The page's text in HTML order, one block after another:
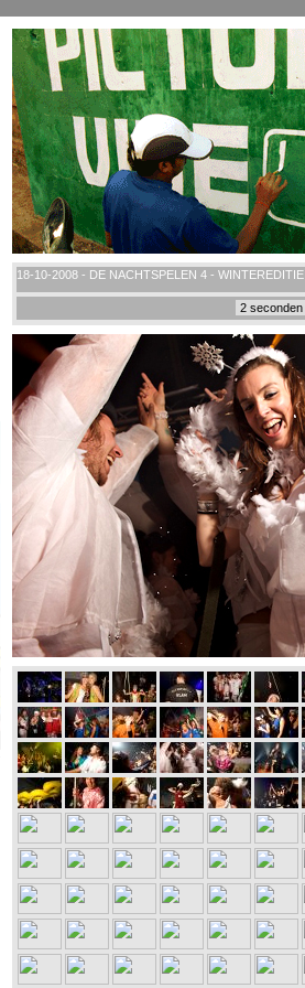
18-10-2008 - DE NACHTSPELEN 4 - WINTEREDITIE